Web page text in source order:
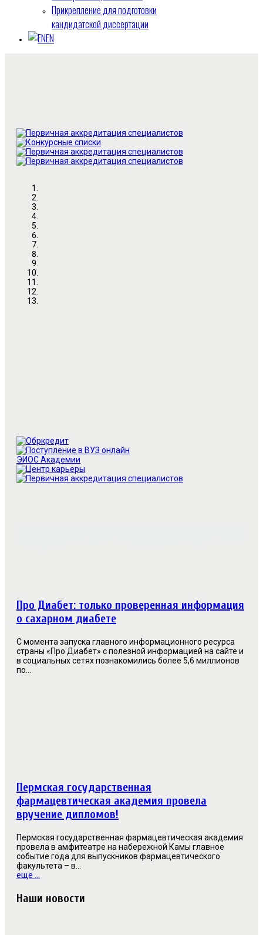
Прикрепление для подготовки
кандидатской диссертации
EN
ЭИОC Академии
Про Диабет: только проверенная информация
о сахарном диабете
С момента запуска главного информационного ресурса
страны «Про Диабет» с полезной информацией на сайте и
в социальных сетях познакомились более 5,6 миллионов
по...
Пермская государственная
фармацевтическая академия провела
вручение дипломов!
Пермская государственная фармацевтическая академия
провела в амфитеатре на набережной Камы главное
событие года для выпускников фармацевтического
факультета – в...
еще ...
Наши новости